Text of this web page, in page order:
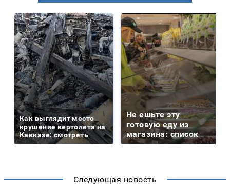
Как выглядит место
крушение вертолета на
Кавказе: смотреть
Не ешьте эту
готовую еду из
магазина: список
Следующая новость